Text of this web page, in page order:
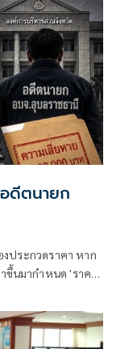
ประกวดราคา หาก
นมากำหนด 'ราคา